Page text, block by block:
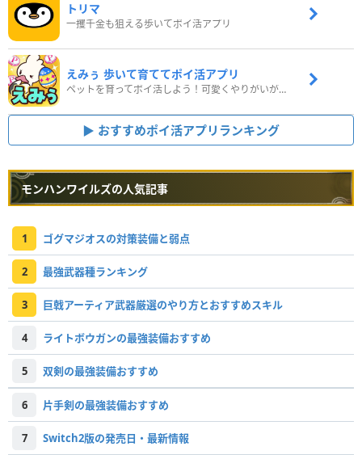
トリマ
一攫千金も狙える歩いてポイ活アプリ
えみぅ 歩いて育ててポイ活アプリ
ペットを育ってポイ活しよう！可愛くやりがいがある新感覚アプリ
おすすめポイ活アプリランキング
モンハンワイルズの人気記事
1 ゴグマジオスの対策装備と弱点
2 最強武器種ランキング
3 巨戟アーティア武器厳選のやり方とおすすめスキル
4 ライトボウガンの最強装備おすすめ
5 双剣の最強装備おすすめ
6 片手剣の最強装備おすすめ
7 Switch2版の発売日・最新情報